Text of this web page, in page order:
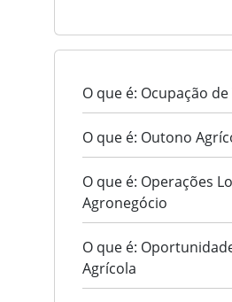
O que é: Ocupação
O que é: Outono
O que é: Operações
Agronegócio
O que é:
Agrícola